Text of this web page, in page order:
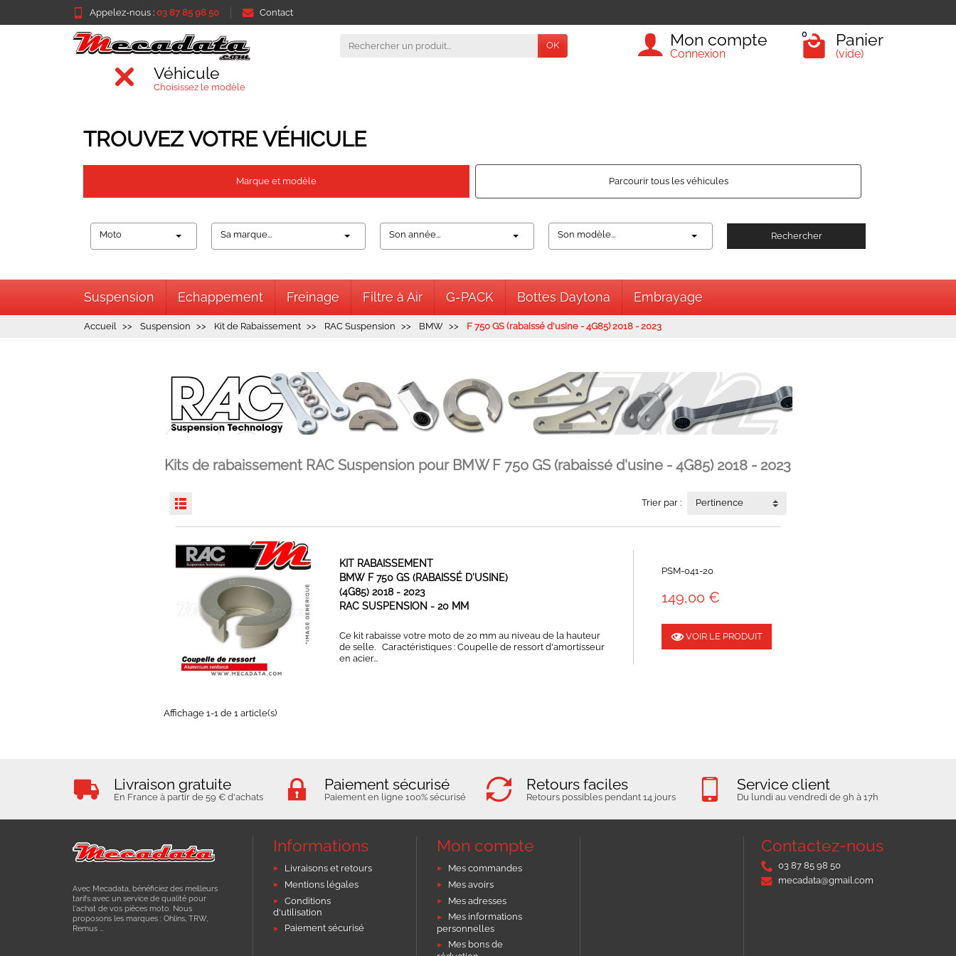
Appelez-nous : 03 87 85 98 50 Contact
OK Mon compte
Connexion
0 Panier
(vide)
Véhicule
Choisissez le modèle
TROUVEZ VOTRE VÉHICULE
Marque et modèle Parcourir tous les véhicules
Moto Sa marque... Son année... Son modèle... Rechercher
Suspension Echappement Freinage Filtre à Air G-PACK Bottes Daytona Embrayage
Accueil Suspension Kit de Rabaissement RAC Suspension BMW F 750 GS (rabaissé d'usine - 4G85) 2018 - 2023
Kits de rabaissement RAC Suspension pour BMW F 750 GS (rabaissé d'usine - 4G85) 2018 - 2023
Trier par : Pertinence
KIT RABAISSEMENT
BMW F 750 GS (RABAISSÉ D'USINE)
(4G85) 2018 - 2023
RAC SUSPENSION - 20 MM
Ce kit rabaisse votre moto de 20 mm au niveau de la hauteur
de selle. Caractéristiques : Coupelle de ressort d'amortisseur
en acier...
PSM-041-20
149,00 €
VOIR LE PRODUIT
Affichage 1-1 de 1 article(s)
Livraison gratuite
En France à partir de 59 € d'achats
Paiement sécurisé
Paiement en ligne 100% sécurisé
Retours faciles
Retours possibles pendant 14 jours
Service client
Du lundi au vendredi de 9h à 17h
Avec Mecadata, bénéficiez des meilleurs
tarifs avec un service de qualité pour
l'achat de vos pièces moto. Nous
proposons les marques : Ohlins, TRW,
Remus ...
Informations
Livraisons et retours
Mentions légales
Conditions
d'utilisation
Paiement sécurisé
Mon compte
Mes commandes
Mes avoirs
Mes adresses
Mes informations
personnelles
Mes bons de
Contactez-nous
03 87 85 98 50
mecadata@gmail.com